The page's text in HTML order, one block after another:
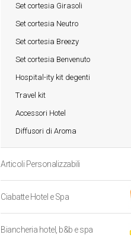
Set cortesia Girasoli
Set cortesia Neutro
Set cortesia Breezy
Set cortesia Benvenuto
Hospital-ity kit degenti
Travel kit
Accessori Hotel
Diffusori di Aroma
Articoli Personalizzabili
Ciabatte Hotel e Spa
Biancheria hotel, b&b e spa